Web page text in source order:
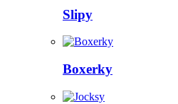
Slipy
Boxerky